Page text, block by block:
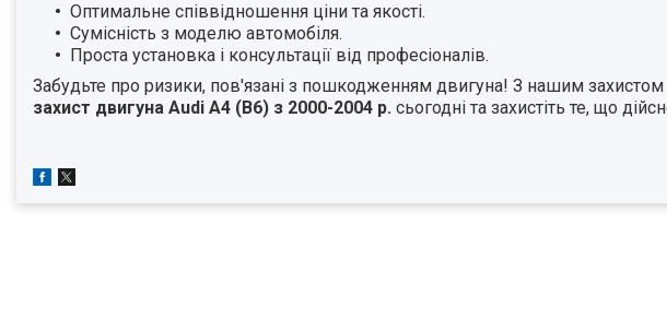
Оптимальне співвідношення ціни та якості.
Сумісність з моделю автомобіля.
Проста установка і консультації від професіоналів.
Забудьте про ризики, пов'язані з пошкодженням двигуна! З нашим захистом
захист двигуна Audi A4 (B6) з 2000-2004 р. сьогодні та захистіть те, що